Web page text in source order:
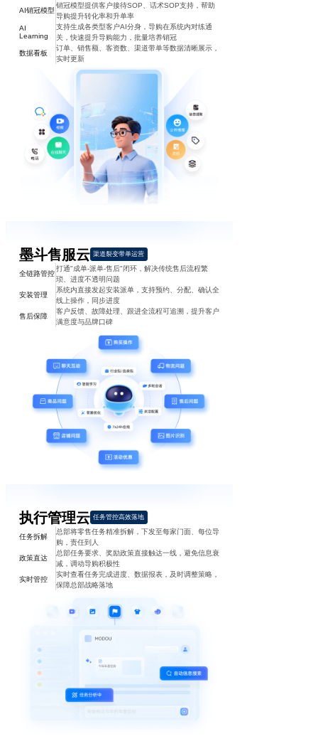
AI销冠模型
销冠模型提供客户接待SOP、话术SOP支持，帮助
导购提升转化率和升单率
AI
Learning
支持生成各类型客户AI分身，导购在系统内对练通
关，快速提升导购能力，批量培养销冠
数据看板
订单、销售额、客资数、渠道带单等数据清晰展示，
实时更新
墨斗售服云 渠道裂变带单运营
全链路管控
打通"成单-派单-售后"闭环，解决传统售后流程繁
琐、进度不透明问题
安装管理
系统内直接发起安装派单，支持预约、分配、确认全
线上操作，同步进度
售后保障
客户反馈、故障处理、跟进全流程可追溯，提升客户
满意度与品牌口碑
执行管理云 任务管控高效落地
任务拆解
总部将零售任务精准拆解，下发至每家门面、每位导
购，责任到人
政策直达
总部任务要求、奖励政策直接触达一线，避免信息衰
减，调动导购积极性
实时管控
实时查看任务完成进度、数据报表，及时调整策略，
保障总部战略落地